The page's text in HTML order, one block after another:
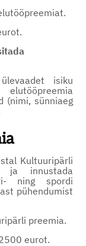
isiku
(nimi, sünniaeg
Kultuuripärli
ja innustada
ning spordi
pühendumist
preemia.
eurot.